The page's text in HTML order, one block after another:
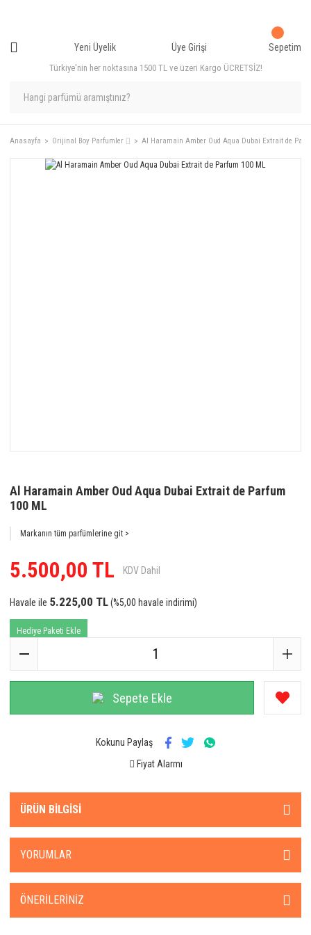
Türkiye'nin her noktasına 1500 TL ve üzeri Kargo ÜCRETSİZ!
Yeni Üyelik Üye Girişi Sepetim
Anasayfa Orijinal Boy Parfumler ⌷ Al Haramain Amber Oud Aqua Dubai Extrait de
Al Haramain Amber Oud Aqua Dubai Extrait de Parfum
100 ML
Markanın tüm parfümlerine git >
5.500,00 TL KDV Dahil
Havale ile 5.225,00 TL(%5,00 havale indirimi)
Hediye Paketi Ekle
Sepete Ekle
Kokunu Paylaş
Fiyat Alarmı
ÜRÜN BILGISI
YORUMLAR
ÖNERILERINIZ